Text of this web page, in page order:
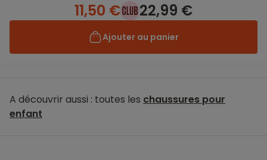
11,50 € 22,99 €
Ajouter au panier
A découvrir aussi : toutes les chaussures pour
enfant